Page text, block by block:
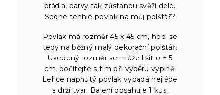
prádla, barvy tak zůstanou svěží déle.
Sedne tenhle povlak na můj polštář?
Povlak má rozměr 45 x 45 cm, hodí se
tedy na běžný malý dekorační polštář.
Uvedený rozměr se může lišit o ± 5
cm, počítejte s tím při výběru výplně.
Lehce napnutý povlak vypadá nejlépe
a drží tvar. Balení obsahuje 1 kus.